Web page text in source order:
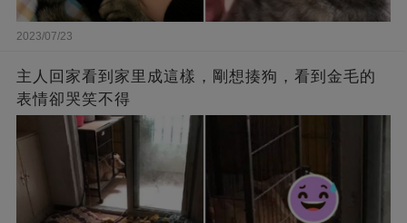
2023/07/23
主人回家看到家里成這樣，剛想揍狗，看到金毛的
表情卻哭笑不得